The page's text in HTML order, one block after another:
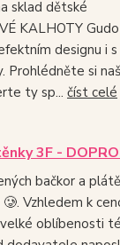
sklad dětské
KALHOTY
designu i s
Prohlédněte si
ty sp... číst celé
3F -
bačkor a
Vzhledem k
oblíbenosti